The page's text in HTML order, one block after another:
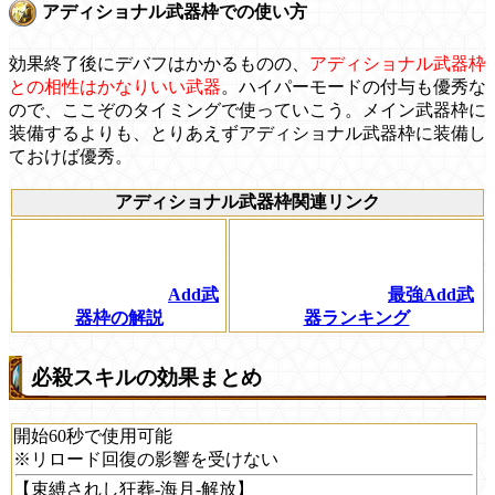
アディショナル武器枠での使い方
効果終了後にデバフはかかるものの、 アディショナル武器枠
との相性はかなりいい武器。ハイパーモードの付与も優秀な
ので、ここぞのタイミングで使っていこう。メイン武器枠に
装備するよりも、とりあえずアディショナル武器枠に装備し
ておけば優秀。
アディショナル武器枠関連リンク
Add武
器枠の解説
最強Add武
器ランキング
必殺スキルの効果まとめ
開始60秒で使用可能
※リロード回復の影響を受けない
【束縛されし狂葬-海月-解放】